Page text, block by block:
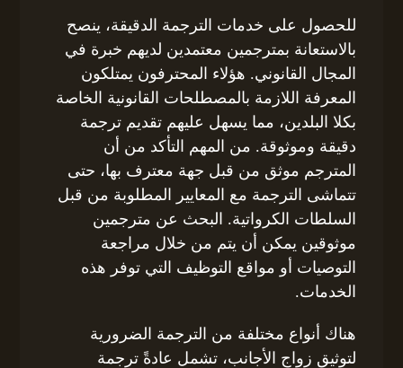
للحصول على خدمات الترجمة الدقيقة، ينصح
بالاستعانة بمترجمين معتمدين لديهم خبرة في
المجال القانوني. هؤلاء المحترفون يمتلكون
المعرفة اللازمة بالمصطلحات القانونية الخاصة
بكلا البلدين، مما يسهل عليهم تقديم ترجمة
دقيقة وموثوقة. من المهم التأكد من أن
المترجم موثق من قبل جهة معترف بها، حتى
تتماشى الترجمة مع المعايير المطلوبة من قبل
السلطات الكرواتية. البحث عن مترجمين
موثوقين يمكن أن يتم من خلال مراجعة
التوصيات أو مواقع التوظيف التي توفر هذه
الخدمات.
هناك أنواع مختلفة من الترجمة الضرورية
لتوثيق زواج الأجانب، تشمل عادةً ترجمة